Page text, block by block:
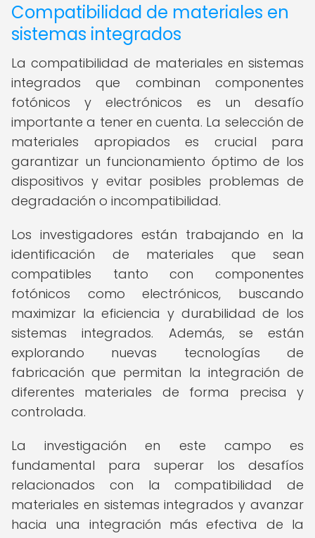
Compatibilidad de materiales en
sistemas integrados
La compatibilidad de materiales en sistemas
integrados que combinan componentes
fotónicos y electrónicos es un desafío
importante a tener en cuenta. La selección de
materiales apropiados es crucial para
garantizar un funcionamiento óptimo de los
dispositivos y evitar posibles problemas de
degradación o incompatibilidad.
Los investigadores están trabajando en la
identificación de materiales que sean
compatibles tanto con componentes
fotónicos como electrónicos, buscando
maximizar la eficiencia y durabilidad de los
sistemas integrados. Además, se están
explorando nuevas tecnologías de
fabricación que permitan la integración de
diferentes materiales de forma precisa y
controlada.
La investigación en este campo es
fundamental para superar los desafíos
relacionados con la compatibilidad de
materiales en sistemas integrados y avanzar
hacia una integración más efectiva de la